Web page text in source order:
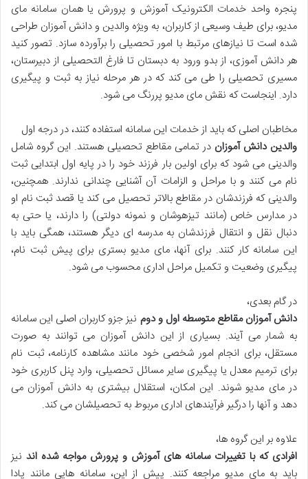
پنجره واحد خدمات الکترونیک آموزش و پرورش یا همان سامانه مای
مدیو، برای طیف وسیعی از کاربران، به ویژه والدین و دانش آموزان طراحی
شده است تا نیازهای مرتبط با امور تحصیلی را برآورده سازد. تصور کنید
هر دانش آموزی، از بدو ورود به دبستان تا فارغ التحصیلی از دبیرستان،
مسیری تحصیلی را طی می کند که در هر مرحله نیاز به ثبت و پیگیری
دارد. اینجاست که نقش مای مدیو پررنگ می شود.
مخاطبان اصلی که باید از خدمات این سامانه استفاده کنند، در درجه اول
والدین دانش آموزان در تمامی مقاطع تحصیلی هستند. این گروه شامل
والدینی می شود که برای اولین بار فرزند خود را در پایه اول ابتدایی ثبت
نام می کنند و با مراحل و الزامات آن آشنایی چندانی ندارند. همچنین،
والدینی که فرزندشان در مقاطع بالاتر تحصیل می کند یا قصد ثبت نام او
در مدارس خاص (مانند تیزهوشان و نمونه دولتی) را دارند، یا حتی به
دنبال نقل و انتقال فرزندشان به مدرسه ای دیگر هستند، همگی باید با
این سامانه کار کنند. برای آنها، مای مدیو بستری برای پیش ثبت نام،
پیگیری وضعیت و تکمیل مراحل اداری محسوب می شود.
در گام بعدی،
دانش آموزان مقاطع متوسطه اول و دوم نیز جزو کاربران اصلی این سامانه
به شمار می آیند. بسیاری از این دانش آموزان می توانند به صورت
مستقل، برای انجام امور شخصی خود مانند مشاهده کارنامه، ثبت نام
برای ترمیم معدل یا پیگیری سایر مسائل تحصیلی، وارد پنل کاربری خود
در مای مدیو شوند. این امکان، استقلال بیشتری به دانش آموزان می
دهد و آنها را درگیر فرآیندهای اداری مربوط به تحصیلشان می کند.
علاوه بر این گروه ها،
افرادی که با تغییرات سامانه های آموزش و پرورش مواجه شده اند نیز
باید به مای مدیو مراجعه کنند. پیش از این، سامانه هایی مانند پادا